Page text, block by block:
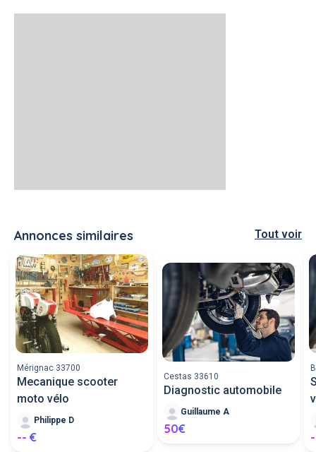
Annonces similaires Tout voir
Mérignac 33700
Mecanique scooter
moto vélo
Philippe D
-- €
Cestas 33610
Diagnostic automobile
Guillaume A
50€